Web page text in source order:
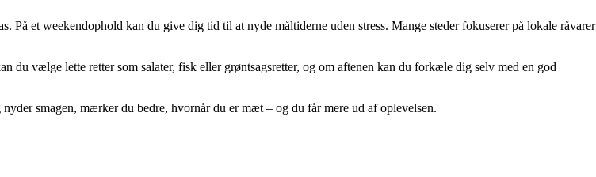
et weekendophold kan du give dig tid til at nyde måltiderne uden stress. Mange steder fokuserer på lokale råvarer
vælge lette retter som salater, fisk eller grøntsagsretter, og om aftenen kan du forkæle dig selv med en god
smagen, mærker du bedre, hvornår du er mæt – og du får mere ud af oplevelsen.